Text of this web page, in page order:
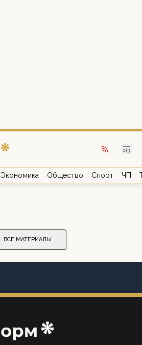
Экономика Общество Спорт ЧП
ВСЕ МАТЕРИАЛЫ